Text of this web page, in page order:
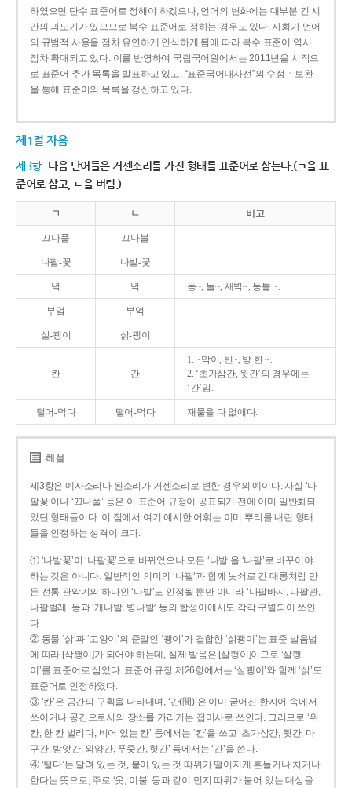
하였으면 단수 표준어로 정해야 하겠으나, 언어의 변화에는 대부분 긴 시
간의 과도기가 있으므로 복수 표준어로 정하는 경우도 있다. 사회가 언어
의 규범적 사용을 점차 유연하게 인식하게 됨에 따라 복수 표준어 역시
점차 확대되고 있다. 이를 반영하여 국립국어원에서는 2011년을 시작으
로 표준어 추가 목록을 발표하고 있고, “표준국어대사전”의 수정ㆍ보완
을 통해 표준어의 목록을 갱신하고 있다.
제1절 자음
제3항 다음 단어들은 거센소리를 가진 형태를 표준어로 삼는다.(ㄱ을 표
준어로 삼고, ㄴ을 버림.)
ㄱ ㄴ 비고
끄나풀 끄나불
나팔-꽃 나발-꽃
녘 녁 동~, 들~, 새벽~, 동틀 ~.
부엌 부억
살-쾡이 삵-괭이
칸 간
1. ~막이, 빈~, 방 한 ~.
2. ‘초가삼간, 윗간’의 경우에는
‘간’임.
털어-먹다 떨어-먹다 재물을 다 없애다.
해설
제3항은 예사소리나 된소리가 거센소리로 변한 경우의 예이다. 사실 ‘나
팔꽃’이나 ‘끄나풀’ 등은 이 표준어 규정이 공표되기 전에 이미 일반화되
었던 형태들이다. 이 점에서 여기 예시한 어휘는 이미 뿌리를 내린 형태
들을 인정하는 성격이 크다.
① ‘나발꽃’이 ‘나팔꽃’으로 바뀌었으나 모든 ‘나발’을 ‘나팔’로 바꾸어야
하는 것은 아니다. 일반적인 의미의 ‘나팔’과 함께 놋쇠로 긴 대롱처럼 만
든 전통 관악기의 하나인 ‘나발’도 인정될 뿐만 아니라 ‘나팔바지, 나팔관,
나팔벌레’ 등과 ‘개나발, 병나발’ 등의 합성어에서도 각각 구별되어 쓰인
다.
② 동물 ‘삵’과 ‘고양이’의 준말인 ‘괭이’가 결합한 ‘삵괭이’는 표준 발음법
에 따라 [삭꽹이]가 되어야 하는데, 실제 발음은 [살쾡이]이므로 ‘살쾡
이’를 표준어로 삼았다. 표준어 규정 제26항에서는 ‘살쾡이’와 함께 ‘삵’도
표준어로 인정하였다.
③ ‘칸’은 공간의 구획을 나타내며, ‘간(間)’은 이미 굳어진 한자어 속에서
쓰이거나 공간으로서의 장소를 가리키는 접미사로 쓰인다. 그러므로 ‘위
칸, 한 칸 벌리다, 비어 있는 칸’ 등에서는 ‘칸’을 쓰고 ‘초가삼간, 뒷간, 마
구간, 방앗간, 외양간, 푸줏간, 헛간’ 등에서는 ‘간’을 쓴다.
④ ‘털다’는 달려 있는 것, 붙어 있는 것 따위가 떨어지게 흔들거나 치거나
한다는 뜻으로, 주로 ‘옷, 이불’ 등과 같이 먼지 따위가 붙어 있는 대상을